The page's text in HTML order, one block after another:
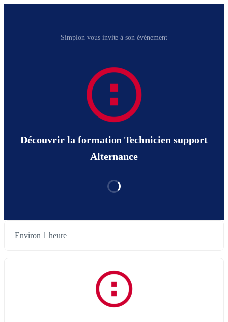
Simplon vous invite à son événement
Découvrir la formation Technicien support
Alternance
Environ 1 heure